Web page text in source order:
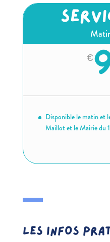
€
Disponible le matin et
Maillot et le Mairie du
Les infos